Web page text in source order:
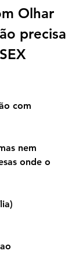
Olhar
precisa
com
nem
onde o